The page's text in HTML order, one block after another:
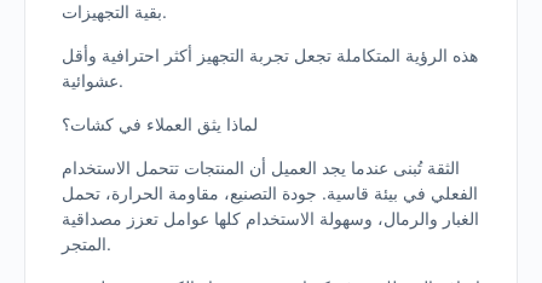
بقية التجهيزات.
هذه الرؤية المتكاملة تجعل تجربة التجهيز أكثر احترافية وأقل
عشوائية.
لماذا يثق العملاء في كشات؟
الثقة تُبنى عندما يجد العميل أن المنتجات تتحمل الاستخدام
الفعلي في بيئة قاسية. جودة التصنيع، مقاومة الحرارة، تحمل
الغبار والرمال، وسهولة الاستخدام كلها عوامل تعزز مصداقية
المتجر.